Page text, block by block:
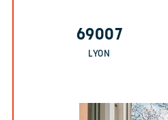
69007
LYON